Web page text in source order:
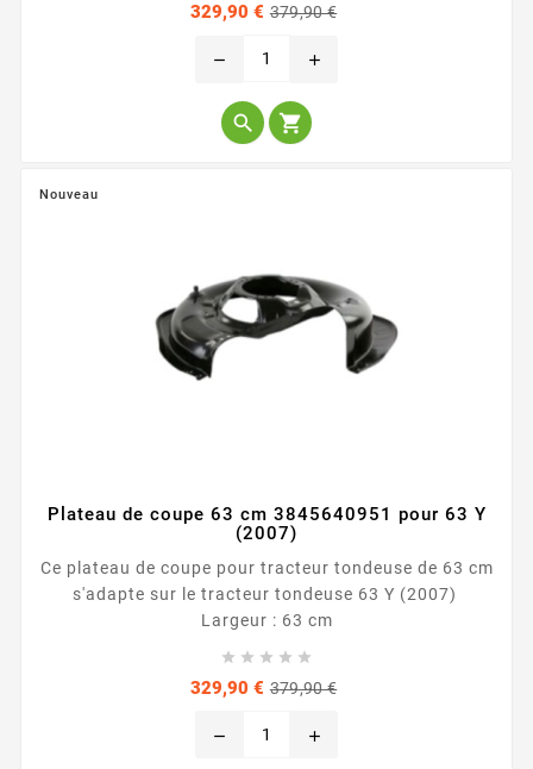
329,90 € 379,90 €
remove add
 
Nouveau
Plateau de coupe 63 cm 3845640951 pour 63 Y
(2007)
Ce plateau de coupe pour tracteur tondeuse de 63 cm
s'adapte sur le tracteur tondeuse 63 Y (2007)
Largeur : 63 cm
    
329,90 € 379,90 €
remove add